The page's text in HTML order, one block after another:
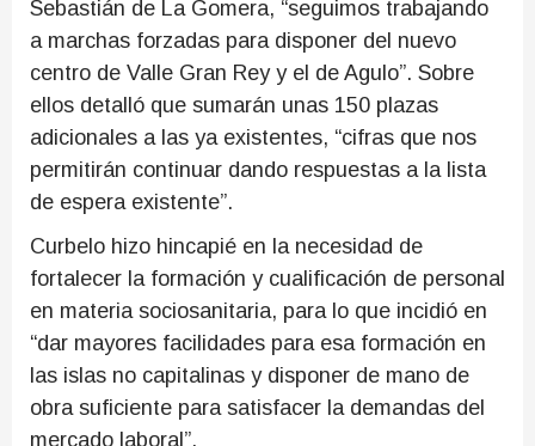
Sebastián de La Gomera, “seguimos trabajando
a marchas forzadas para disponer del nuevo
centro de Valle Gran Rey y el de Agulo”. Sobre
ellos detalló que sumarán unas 150 plazas
adicionales a las ya existentes, “cifras que nos
permitirán continuar dando respuestas a la lista
de espera existente”.
Curbelo hizo hincapié en la necesidad de
fortalecer la formación y cualificación de personal
en materia sociosanitaria, para lo que incidió en
“dar mayores facilidades para esa formación en
las islas no capitalinas y disponer de mano de
obra suficiente para satisfacer la demandas del
mercado laboral”.